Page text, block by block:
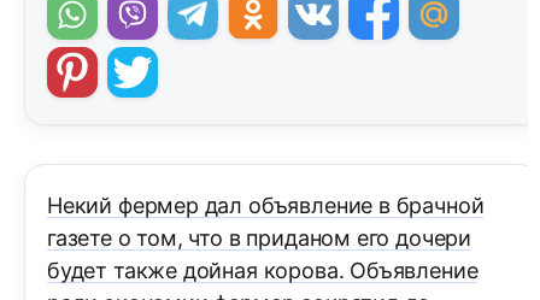
Некий фермер дал объявление в брачной
газете о том, что в приданом его дочери
будет также дойная корова. Объявление